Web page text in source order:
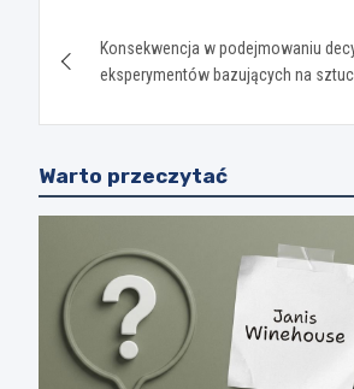
wpisuKonsekwencja w podejmowaniu
eksperymentów bazujących na
Warto przeczytać